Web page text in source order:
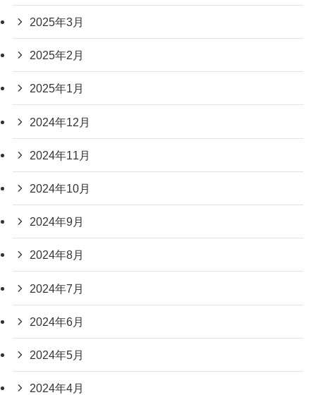
2025年3月
2025年2月
2025年1月
2024年12月
2024年11月
2024年10月
2024年9月
2024年8月
2024年7月
2024年6月
2024年5月
2024年4月